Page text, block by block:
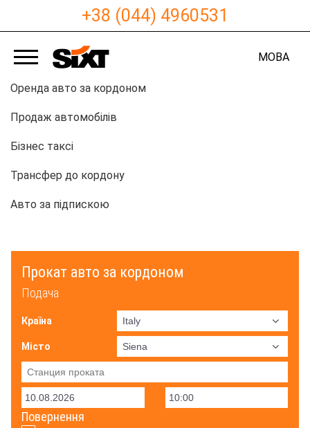
+38 (044) 4960531
МОВА
Оренда авто за кордоном
Продаж автомобілів
Бізнес таксі
Трансфер до кордону
Авто за підпискою
Прокат авто за кордоном
Подача
Країна
Місто
Повернення